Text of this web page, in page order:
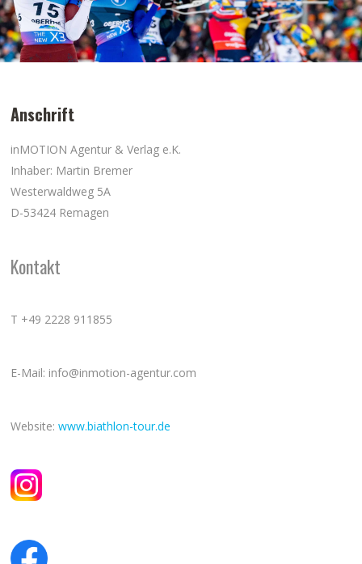
Anschrift
inMOTION Agentur & Verlag e.K.
Inhaber: Martin Bremer
Westerwaldweg 5A
D-53424 Remagen
Kontakt
T +49 2228 911855
E-Mail: info@inmotion-agentur.com
Website:www.biathlon-tour.de